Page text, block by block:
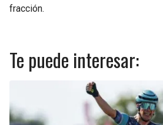
fracción.
Te puede interesar: